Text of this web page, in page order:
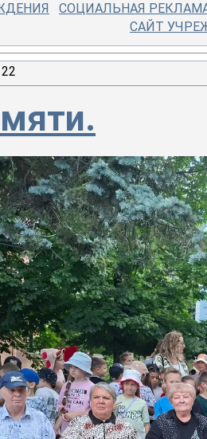
СОЦИАЛЬНАЯ
САЙТ
22